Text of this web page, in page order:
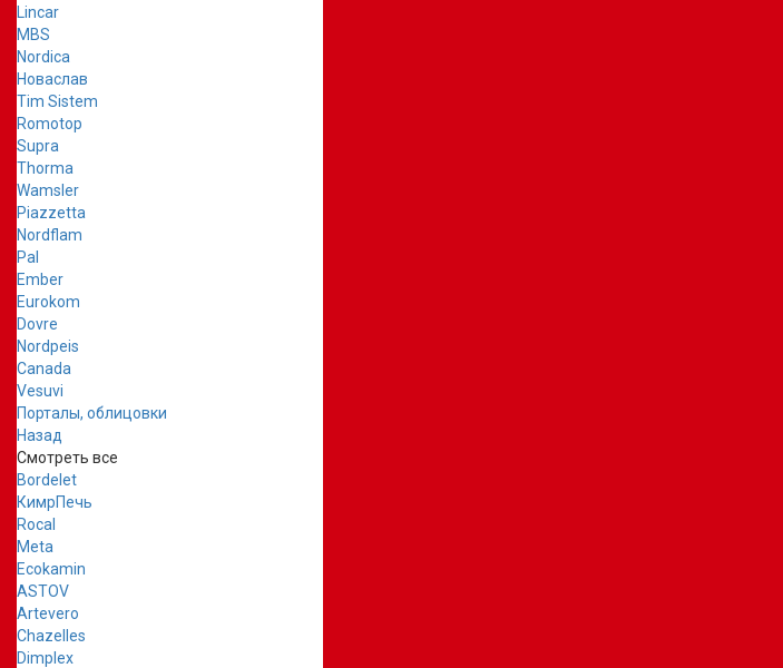
Lincar
MBS
Nordica
Новаслав
Tim Sistem
Romotop
Supra
Thorma
Wamsler
Piazzetta
Nordflam
Pal
Ember
Eurokom
Dovre
Nordpeis
Canada
Vesuvi
Порталы, облицовки
Назад
Смотреть все
Bordelet
КимрПечь
Rocal
Meta
Ecokamin
ASTOV
Artevero
Chazelles
Dimplex